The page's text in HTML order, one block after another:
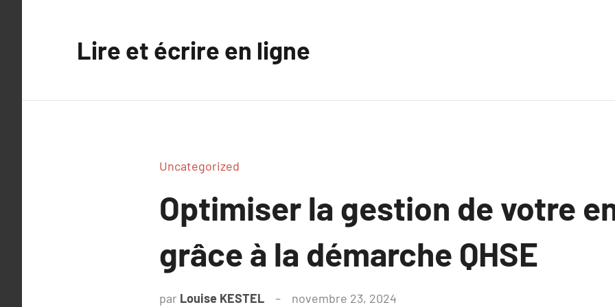
Lire et écrire en ligne
Uncategorized
Optimiser la gestion de votre
grâce à la démarche QHSE
par Louise KESTEL novembre 23, 2024